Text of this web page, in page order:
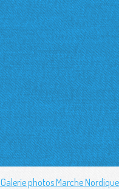
Galerie photos Marche Nordique